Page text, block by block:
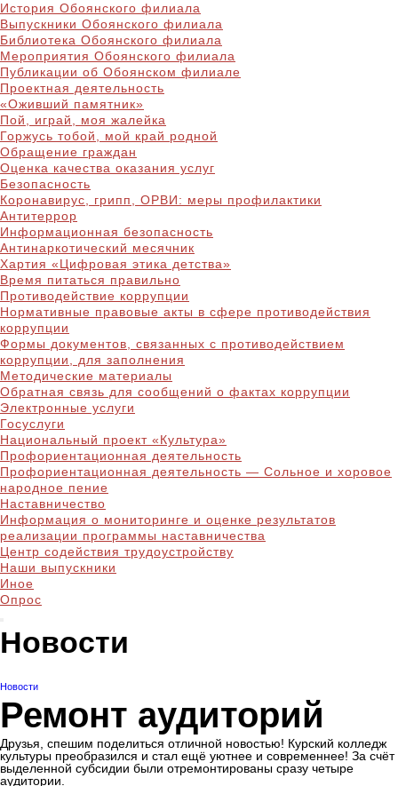
История Обоянского филиала
Выпускники Обоянского филиала
Библиотека Обоянского филиала
Мероприятия Обоянского филиала
Публикации об Обоянском филиале
Проектная деятельность
«Оживший памятник»
Пой, играй, моя жалейка
Горжусь тобой, мой край родной
Обращение граждан
Оценка качества оказания услуг
Безопасность
Коронавирус, грипп, ОРВИ: меры профилактики
Антитеррор
Информационная безопасность
Антинаркотический месячник
Хартия «Цифровая этика детства»
Время питаться правильно
Противодействие коррупции
Нормативные правовые акты в сфере противодействия
коррупции
Формы документов, связанных с противодействием
коррупции, для заполнения
Методические материалы
Обратная связь для сообщений о фактах коррупции
Электронные услуги
Госуслуги
Национальный проект «Культура»
Профориентационная деятельность
Профориентационная деятельность — Сольное и хоровое
народное пение
Наставничество
Информация о мониторинге и оценке результатов
реализации программы наставничества
Центр содействия трудоустройству
Наши выпускники
Иное
Опрос
Новости
Новости
Ремонт аудиторий
Друзья, спешим поделиться отличной новостью! Курский колледж
культуры преобразился и стал ещё уютнее и современнее! За счёт
выделенной субсидии были отремонтированы сразу четыре
аудитории.